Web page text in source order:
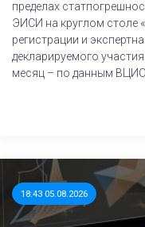
пределах
ЭИСИ на круглом столе
регистрации и
декларируемого
месяц – по данным
18:43 05.08.2026